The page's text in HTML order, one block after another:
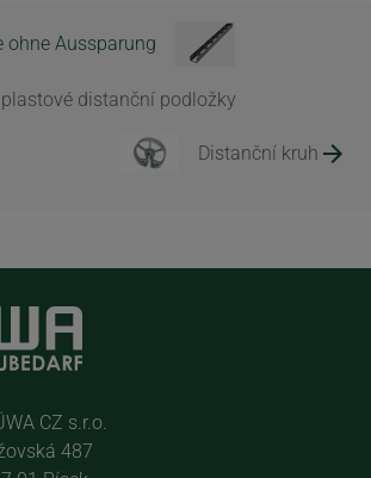
ohne Aussparung
plastové distanční podložky
Distanční kruh
CZ s.r.o.
487